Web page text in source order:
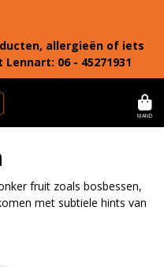
allergieën of iets
06 - 45271931
MAND
fruit zoals bosbessen,
met subtiele hints van